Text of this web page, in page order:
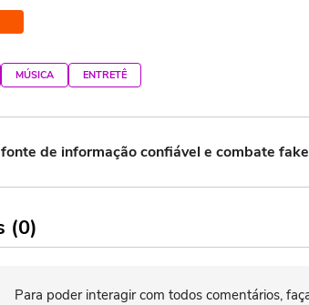
MÚSICA ENTRETÊ
de informação confiável e combate
(0)
Para poder interagir com todos comentários,